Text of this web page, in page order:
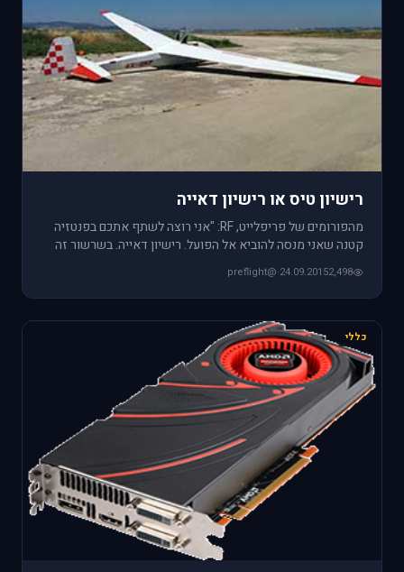
רישיון טיס או רישיון דאייה
מהפורומים של פריפלייט, RF: "אני רוצה לשתף אתכם בפנטזיה
קטנה שאני מנסה להוביא אל הפועל. רישיון דאייה. בשרשור זה
2,498
24.09.2015
·
@preflight
כללי